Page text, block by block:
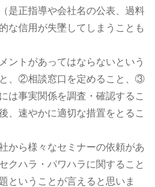
是正指導や会社名の公表、過料
な信用が失墜してしまうことも
ントがあってはならないという
、②相談窓口を定めること、③
は事実関係を調査・確認するこ
、速やかに適切な措置をとるこ
から様々なセミナーの依頼があ
クハラ・パワハラに関すること
ということが言えると思いま